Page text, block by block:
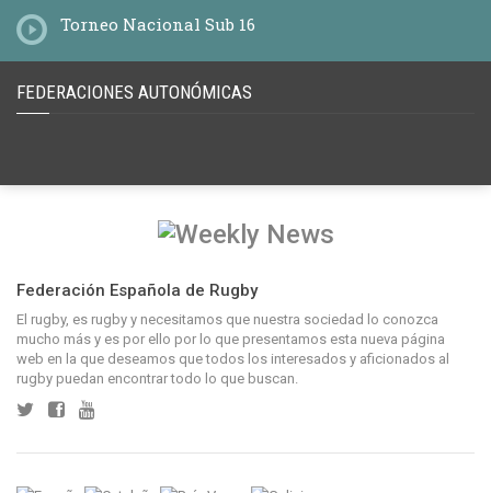
Torneo Nacional Sub 16
FEDERACIONES AUTONÓMICAS
Federación Española de Rugby
El rugby, es rugby y necesitamos que nuestra sociedad lo conozca
mucho más y es por ello por lo que presentamos esta nueva página
web en la que deseamos que todos los interesados y aficionados al
rugby puedan encontrar todo lo que buscan.